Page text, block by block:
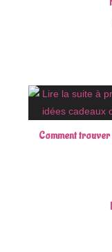
Comment